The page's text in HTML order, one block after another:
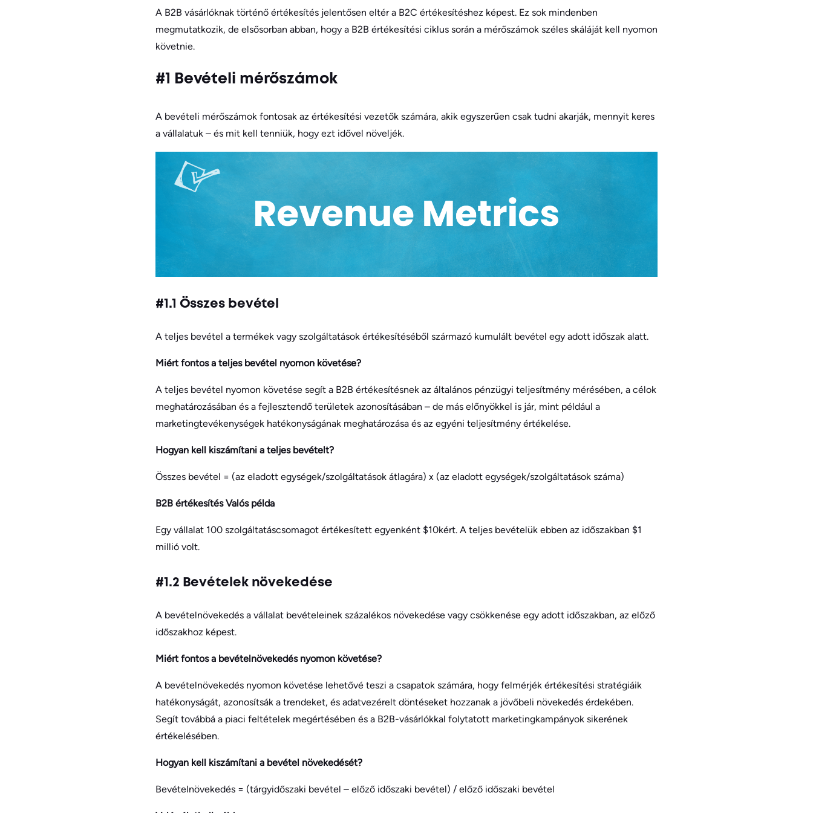
A B2B vásárlóknak történő értékesítés jelentősen eltér a B2C értékesítéshez képest. Ez sok mindenben
megmutatkozik, de elsősorban abban, hogy a B2B értékesítési ciklus során a mérőszámok széles skáláját kell nyomon
követnie.
#1 Bevételi mérőszámok
A bevételi mérőszámok fontosak az értékesítési vezetők számára, akik egyszerűen csak tudni akarják, mennyit keres
a vállalatuk – és mit kell tenniük, hogy ezt idővel növeljék.
#1.1 Összes bevétel
A teljes bevétel a termékek vagy szolgáltatások értékesítéséből származó kumulált bevétel egy adott időszak alatt.
Miért fontos a teljes bevétel nyomon követése?
A teljes bevétel nyomon követése segít a B2B értékesítésnek az általános pénzügyi teljesítmény mérésében, a célok
meghatározásában és a fejlesztendő területek azonosításában – de más előnyökkel is jár, mint például a
marketingtevékenységek hatékonyságának meghatározása és az egyéni teljesítmény értékelése.
Hogyan kell kiszámítani a teljes bevételt?
Összes bevétel = (az eladott egységek/szolgáltatások átlagára) x (az eladott egységek/szolgáltatások száma)
B2B értékesítés Valós példa
Egy vállalat 100 szolgáltatáscsomagot értékesített egyenként $10kért. A teljes bevételük ebben az időszakban $1
millió volt.
#1.2 Bevételek növekedése
A bevételnövekedés a vállalat bevételeinek százalékos növekedése vagy csökkenése egy adott időszakban, az előző
időszakhoz képest.
Miért fontos a bevételnövekedés nyomon követése?
A bevételnövekedés nyomon követése lehetővé teszi a csapatok számára, hogy felmérjék értékesítési stratégiáik
hatékonyságát, azonosítsák a trendeket, és adatvezérelt döntéseket hozzanak a jövőbeli növekedés érdekében.
Segít továbbá a piaci feltételek megértésében és a B2B-vásárlókkal folytatott marketingkampányok sikerének
értékelésében.
Hogyan kell kiszámítani a bevétel növekedését?
Bevételnövekedés = (tárgyidőszaki bevétel – előző időszaki bevétel) / előző időszaki bevétel